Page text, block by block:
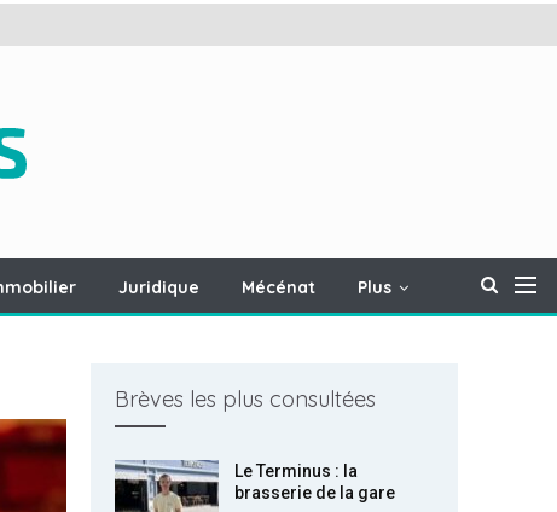
Juridique Mécénat Plus
Brèves les plus consultées
Le Terminus : la
brasserie de la gare